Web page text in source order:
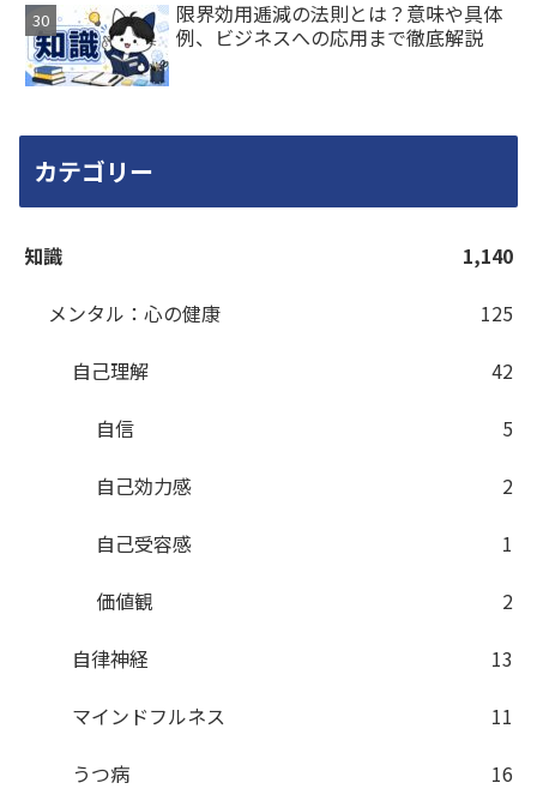
限界効用逓減の法則とは？意味や具体
例、ビジネスへの応用まで徹底解説
カテゴリー
知識
1,140
メンタル：心の健康
125
自己理解
42
自信
5
自己効力感
2
自己受容感
1
価値観
2
自律神経
13
マインドフルネス
11
うつ病
16